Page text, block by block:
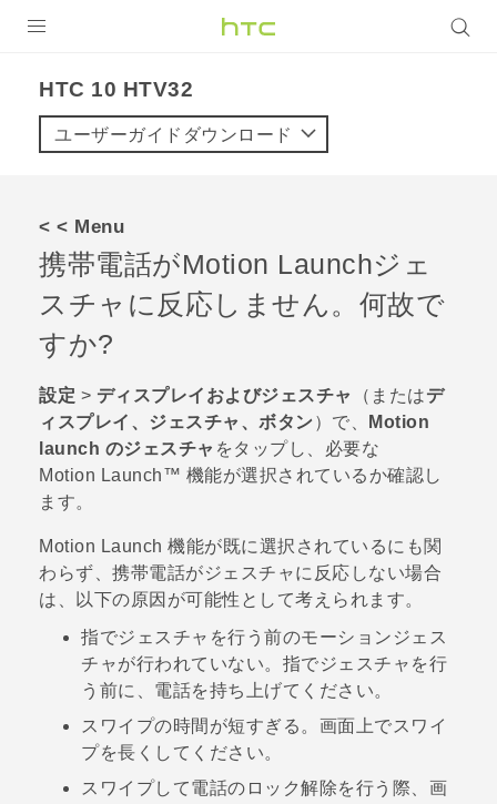
VIVE
VIVERSE
アプリ
サポート
Login
HTC 10 HTV32‎
ユーザーガイドダウンロード
< < Menu
携帯電話がMotion Launchジェ
スチャに反応しません。何故で
すか?
設定 > ディスプレイおよびジェスチャ （またはデ
ィスプレイ、ジェスチャ、ボタン）で、
Motion
launch のジェスチャ をタップし、必要な
Motion Launch™ 機能が選択されているか確認し
ます。
Motion Launch 機能が既に選択されているにも関
わらず、携帯電話がジェスチャに反応しない場合
は、以下の原因が可能性として考えられます。
指でジェスチャを行う前のモーションジェス
チャが行われていない。指でジェスチャを行
う前に、電話を持ち上げてください。
スワイプの時間が短すぎる。画面上でスワイ
プを長くしてください。
スワイプして電話のロック解除を行う際、画